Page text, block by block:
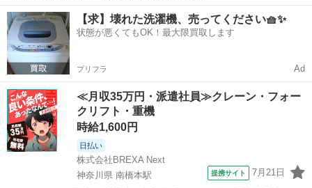
東京 杉並区 荻窪駅 家庭用品 製氷皿
【求】壊れた洗濯機、売ってください🧺✨
状態が悪くてもOK！最大限買取します
プリフラ Ad
≪月収35万円・派遣社員≫クレーン・フォー
クリフト・重機
時給1,600円
日払い
株式会社BREXA Next
神奈川県 南橋本駅
提携サイト 7月21日